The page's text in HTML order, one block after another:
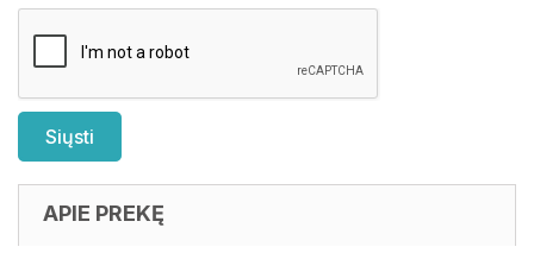
APIE PREKĘ